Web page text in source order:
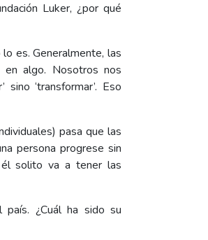
Luker, ¿por qué
es. Generalmente, las
en algo. Nosotros nos
‘transformar’. Eso
pasa que las
persona progrese sin
él solito va a tener las
país. ¿Cuál ha sido su